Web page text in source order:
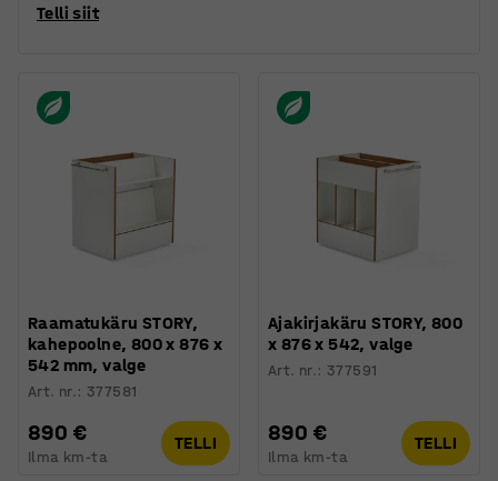
Telli siit
Raamatukäru STORY,
kahepoolne, 800 x 876 x
542 mm, valge
Art. nr.: 377581
890 €
Ilma km-ta
TELLI
Ajakirjakäru STORY, 800
x 876 x 542, valge
Art. nr.: 377591
890 €
Ilma km-ta
TELLI